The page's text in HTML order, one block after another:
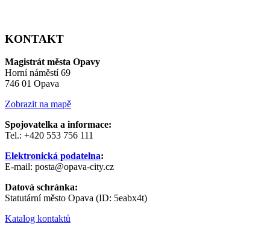
KONTAKT
Magistrát města Opavy
Horní náměstí 69
746 01 Opava
Zobrazit na mapě
Spojovatelka a informace:
Tel.: +420 553 756 111
Elektronická podatelna:
E-mail: posta@opava-city.cz
Datová schránka:
Statutární město Opava (ID: 5eabx4t)
Katalog kontaktů